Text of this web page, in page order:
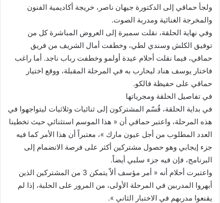
ولجأ حماقي إلى الدكتورة جيهان ناصر، خريجة أكاديمية الفنون
والمخرجة الغنائية ومدربة الصوت.
وفي نهاية الحلقة، نقلت سميرة إلى العروض المباشرة كل من
توفيق الكلش وسندي لطي، وخطفت أمال الشريف من فريق
حماقي، فيما نقلت أحلام عيدة أولمو وخطفت رباب ناجد. أما راغب
فاختار يوسف هناد ليحارب به في المرحلة المقبلة، ووقع اختيار
حماقي على حفيظة فالكو.
في تفاصيل الحلقة ومجرياتها
في بداية الحلقة، قُسّم المشتركون إلى ثنائيات وثلاثيات ليتواجهوا في
هذه المرحلة، واعتبر حماقي أن « هذا الموسم استثنائي حيث تخطينا
العدد المطلوب من أجل عيون مارك »، معتبراً أن هذا الأمر كما فيه
جزء إيجابي وهو حصول مشتركين أكثر على فرصة الانضمام إلى
البرنامج، فإن فيه جزء سلبي أيضاً.
واعتبرت أحلام أنه « أمر مؤسف ألاّ يتمكن 3 من المشتركين الذين
أبهروا المدربين في المرحلة الأولى، من المرور على الحلبة، إذا لم
يقنعوا مدربهم في الاختبار الثاني ».